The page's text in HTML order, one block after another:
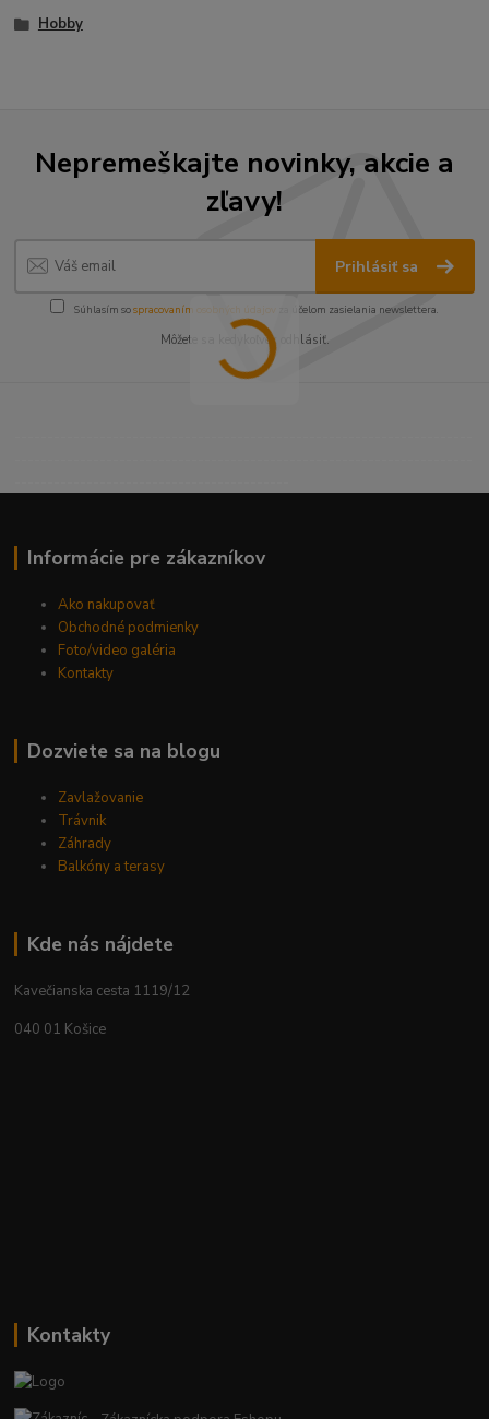
Hobby
Nepremeškajte novinky, akcie a
zľavy!
Prihlásiť sa
Súhlasím sospracovaním osobných údajov za účelom zasielania newslettera.
Môžete sa kedykoľvek odhlásiť.
Informácie pre zákazníkov
Ako nakupovať
Obchodné podmienky
Foto/video galéria
Kontakty
Dozviete sa na blogu
Zavlažovanie
Trávnik
Záhrady
Balkóny a terasy
Kde nás nájdete
Kavečianska cesta 1119/12
040 01 Košice
Kontakty